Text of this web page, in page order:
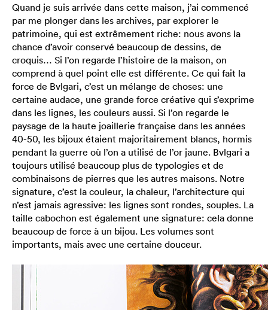
Quand je suis arrivée dans cette maison, j’ai commencé
par me plonger dans les archives, par explorer le
patrimoine, qui est extrêmement riche: nous avons la
chance d’avoir conservé beaucoup de dessins, de
croquis… Si l’on regarde l’histoire de la maison, on
comprend à quel point elle est différente. Ce qui fait la
force de Bvlgari, c’est un mélange de choses: une
certaine audace, une grande force créative qui s’exprime
dans les lignes, les couleurs aussi. Si l’on regarde le
paysage de la haute joaillerie française dans les années
40-50, les bijoux étaient majoritairement blancs, hormis
pendant la guerre où l’on a utilisé de l’or jaune. Bvlgari a
toujours utilisé beaucoup plus de typologies et de
combinaisons de pierres que les autres maisons. Notre
signature, c’est la couleur, la chaleur, l’architecture qui
n’est jamais agressive: les lignes sont rondes, souples. La
taille cabochon est également une signature: cela donne
beaucoup de force à un bijou. Les volumes sont
importants, mais avec une certaine douceur.